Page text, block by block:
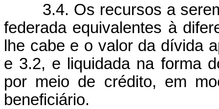
3.4. Os recursos a serem
federada equivalentes à
lhe cabe e o valor da dívida
e 3.2, e liquidada na forma
por meio de crédito, em
beneficiário.